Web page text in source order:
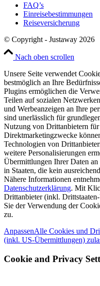
FAQ’s
Einreisebestimmungen
Reiseversicherung
© Copyright - Justaway 2026
Nach oben scrollen
Unsere Seite verwendet
bestmöglich an Ihre
Plugins ermöglichen die
Teilen auf sozialen
und Werbeanzeigen an Ihre
sind unerlässlich für
Nutzung von Drittanbietern
Direktmarketingzwecke
Technologien von
weitere Personalisierungen
Übermittlungen Ihrer Daten
in Staaten, die kein
Nähere Informationen
Datenschutzerklärung. Mit
Drittanbieter (inkl.
Sie der Verwendung der
zu.
AnpassenAlle Cookies und
(inkl. US-Übermittlungen)
Cookie and Privacy